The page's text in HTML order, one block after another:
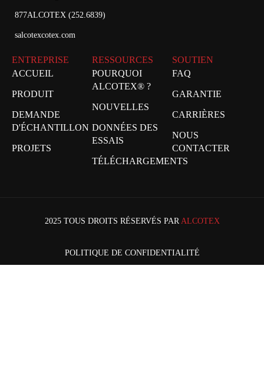
877ALCOTEX (252.6839)
salcotexcotex.com
ENTREPRISE
ACCUEIL
PRODUIT
DEMANDE
D'ÉCHANTILLON
PROJETS
RESSOURCES
POURQUOI
ALCOTEX® ?
NOUVELLES
DONNÉES DES
ESSAIS
TÉLÉCHARGEMENTS
SOUTIEN
FAQ
GARANTIE
CARRIÈRES
NOUS
CONTACTER
2025 TOUS DROITS RÉSERVÉS PAR ALCOTEX
POLITIQUE DE CONFIDENTIALITÉ